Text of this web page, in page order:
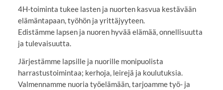
4H-toiminta tukee lasten ja nuorten kasvua kestävään
elämäntapaan, työhön ja yrittäjyyteen.
Edistämme lapsen ja nuoren hyvää elämää, onnellisuutta
ja tulevaisuutta.
Järjestämme lapsille ja nuorille monipuolista
harrastustoimintaa; kerhoja, leirejä ja koulutuksia.
Valmennamme nuoria työelämään, tarjoamme työ- ja